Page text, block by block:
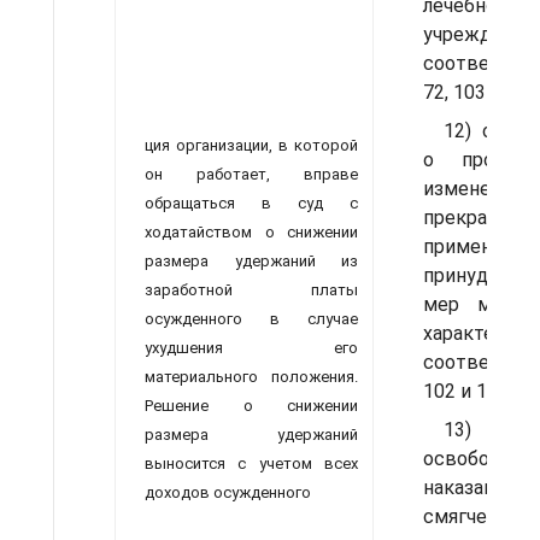
ция организации, в которой
он ра­ботает, вправе
обращаться в суд с
ходатайством о снижении
размера удержаний из
заработной платы
осужденного в случае
ухудшения его
материального положения.
Решение о снижении
размера удержаний
выносится с учетом всех
доходов осужденного
лечебном
72, 103 и
12) о
о
применения
мер
102 и 104
13)
смягчении